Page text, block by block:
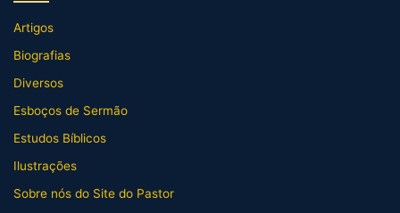
Artigos
Biografias
Diversos
Esboços de Sermão
Estudos Bíblicos
Ilustrações
Sobre nós do Site do Pastor